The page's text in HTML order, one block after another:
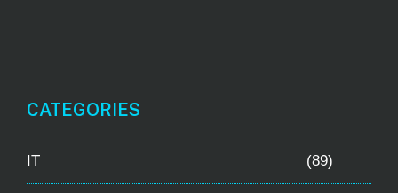
CATEGORIES
IT (89)